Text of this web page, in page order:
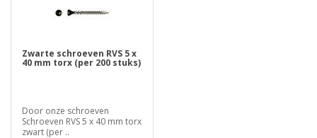
Zwarte schroeven RVS 5 x
40 mm torx (per 200 stuks)
Door onze schroeven
Schroeven RVS 5 x 40 mm torx
zwart (per ..